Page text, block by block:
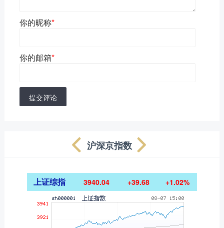
你的昵称*
你的邮箱*
提交评论
沪深京指数
上证综指 3940.04 +39.68 +1.02%